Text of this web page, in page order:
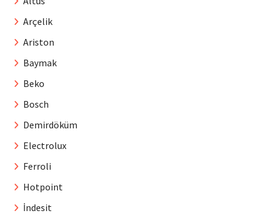
Arçelik
Ariston
Baymak
Beko
Bosch
Demirdöküm
Electrolux
Ferroli
Hotpoint
İndesit